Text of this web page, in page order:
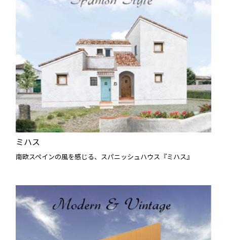
ミハス
南欧スペインの風を感じる、スパニッシュハウス『ミハス』